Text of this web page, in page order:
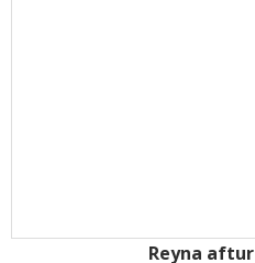
Reyna aftur